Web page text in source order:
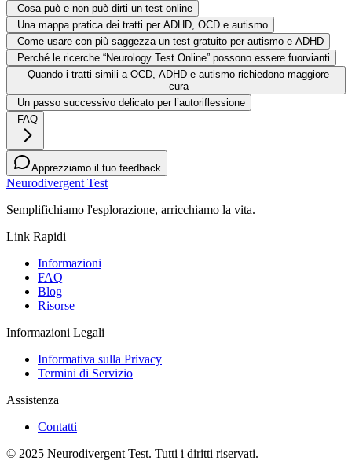
Cosa può e non può dirti un test online
Una mappa pratica dei tratti per ADHD, OCD e autismo
Come usare con più saggezza un test gratuito per autismo e ADHD
Perché le ricerche “Neurology Test Online” possono essere fuorvianti
Quando i tratti simili a OCD, ADHD e autismo richiedono maggiore
cura
Un passo successivo delicato per l’autoriflessione
FAQ
Apprezziamo il tuo feedback
Neurodivergent Test
Semplifichiamo l'esplorazione, arricchiamo la vita.
Link Rapidi
Informazioni
FAQ
Blog
Risorse
Informazioni Legali
Informativa sulla Privacy
Termini di Servizio
Assistenza
Contatti
© 2025 Neurodivergent Test. Tutti i diritti riservati.